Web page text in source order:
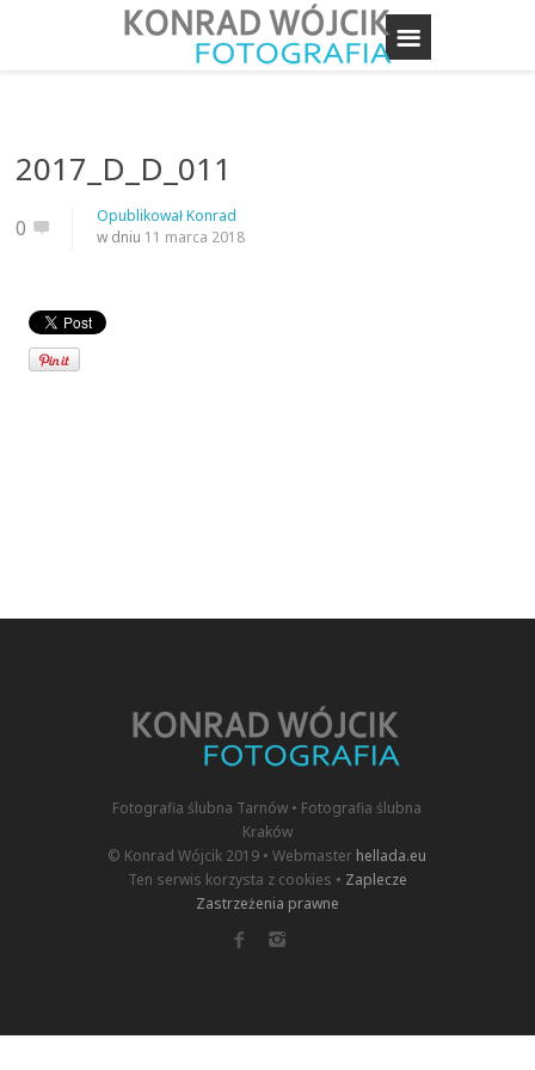
2017_D_D_011
0 OpublikowałKonrad
w dniu 11 marca 2018
Fotografia ślubna Tarnów • Fotografia ślubna
Kraków
© Konrad Wójcik 2019 • Webmaster hellada.eu
Ten serwis korzysta z cookies • Zaplecze
Zastrzeżenia prawne